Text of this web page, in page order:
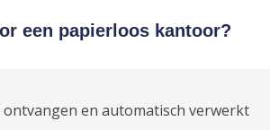
een papierloos kantoor?
en automatisch verwerkt